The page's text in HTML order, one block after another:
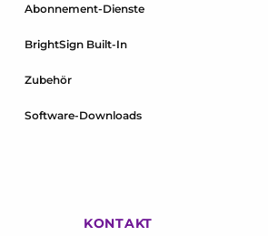
Abonnement-Dienste
BrightSign Built-In
Zubehör
Software-Downloads
KONTAKT